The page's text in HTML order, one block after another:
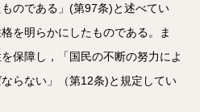
のである」(第97条)と述べてい
を明らかにしたものである。ま
保障し，「国民の不断の努力によ
らない」（第12条)と規定してい